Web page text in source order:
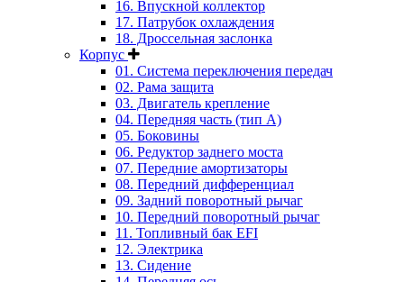
16. Впускной коллектор
17. Патрубок охлаждения
18. Дроссельная заслонка
Корпус
01. Система переключения передач
02. Рама защита
03. Двигатель крепление
04. Передняя часть (тип А)
05. Боковины
06. Редуктор заднего моста
07. Передние амортизаторы
08. Передний дифференциал
09. Задний поворотный рычаг
10. Передний поворотный рычаг
11. Топливный бак EFI
12. Электрика
13. Сидение